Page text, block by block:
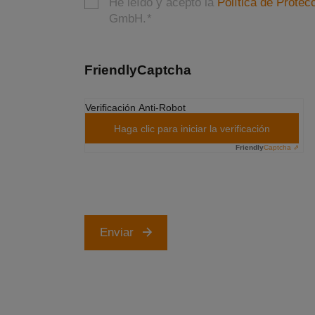
GmbH.*
FriendlyCaptcha
Verificación Anti-Robot
Haga clic para iniciar la verificación
FriendlyCaptcha ⇗
Enviar